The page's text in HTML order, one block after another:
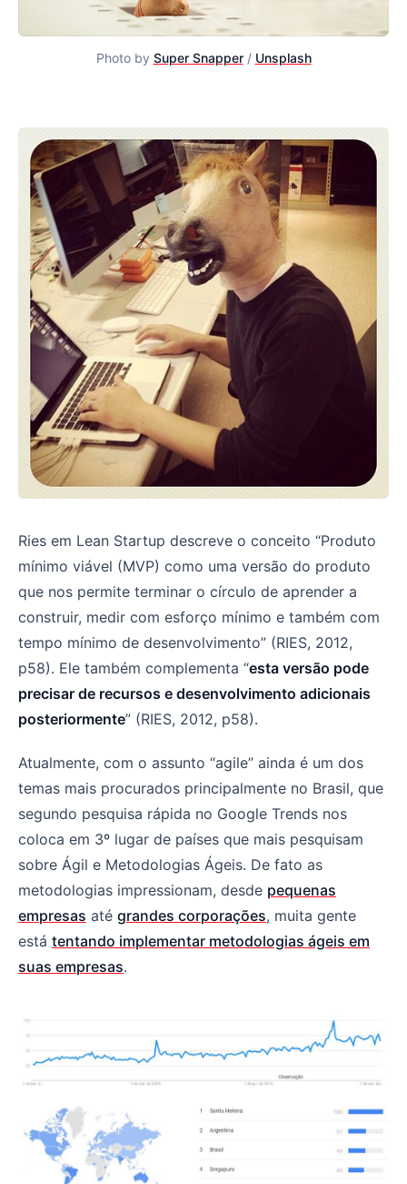
Photo by Super Snapper/ Unsplash
Porque o GoHorse mata o conceito de MVP
Ries em Lean Startup descreve o conceito “Produto
mínimo viável (MVP) como uma versão do produto
que nos permite terminar o círculo de aprender a
construir, medir com esforço mínimo e também com
tempo mínimo de desenvolvimento” (RIES, 2012,
p58). Ele também complementa “esta versão pode
precisar de recursos e desenvolvimento adicionais
posteriormente” (RIES, 2012, p58).
Atualmente, com o assunto “agile” ainda é um dos
temas mais procurados principalmente no Brasil, que
segundo pesquisa rápida no Google Trends nos
coloca em 3º lugar de países que mais pesquisam
sobre Ágil e Metodologias Ágeis. De fato as
metodologias impressionam, desde pequenas
empresas até grandes corporações, muita gente
está tentando implementar metodologias ágeis em
suas empresas.